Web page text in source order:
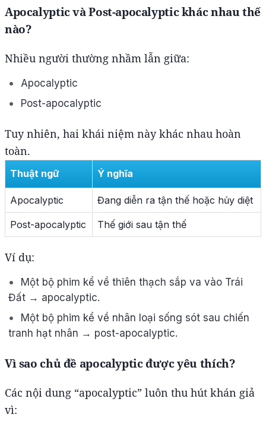
Apocalyptic và Post-apocalyptic khác nhau thế
nào?
Nhiều người thường nhầm lẫn giữa:
Apocalyptic
Post-apocalyptic
Tuy nhiên, hai khái niệm này khác nhau hoàn
toàn.
Thuật ngữ Ý nghĩa
Apocalyptic Đang diễn ra tận thế hoặc hủy diệt
Post-apocalyptic Thế giới sau tận thế
Ví dụ:
Một bộ phim kể về thiên thạch sắp va vào Trái
Đất → apocalyptic.
Một bộ phim kể về nhân loại sống sót sau chiến
tranh hạt nhân → post-apocalyptic.
Vì sao chủ đề apocalyptic được yêu thích?
Các nội dung “apocalyptic” luôn thu hút khán giả
vì: